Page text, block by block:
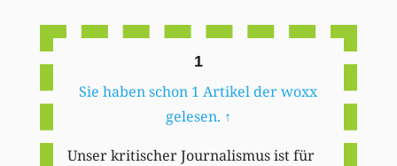
1
Sie haben schon 1 Artikel der woxx
gelesen. ↑
Unser kritischer Journalismus ist für